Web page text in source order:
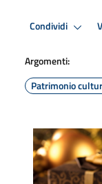
Condividi
Argomenti:
Patrimonio